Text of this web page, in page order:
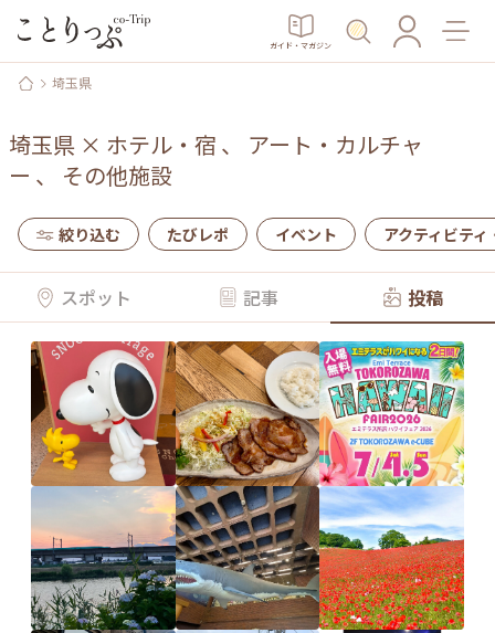
ガイド・マガジン
埼玉県
埼玉県 × ホテル・宿 、 アート・カルチャ
ー 、 その他施設
絞り込む たびレポ イベント アクティビティ
スポット 記事 投稿